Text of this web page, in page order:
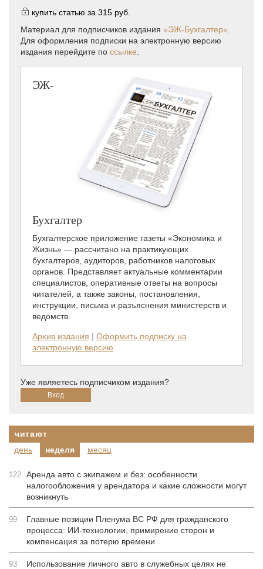
купить статью за 315 руб.
Материал для подписчиков издания «ЭЖ-Бухгалтер»
Для оформления подписки на электронную версию
издания перейдите по ссылке
ЭЖ-
Бухгалтер
Бухгалтерское приложение газеты «Экономика и
Жизнь» — рассчитано на практикующих
бухгалтеров, аудиторов, работников налоговых
органов. Представляет актуальные комментарии
специалистов, оперативные ответы на вопросы
читателей, а также законы, постановления,
инструкции, письма и разъяснения министерств и
ведомств.
Архив издания | Оформить подписку на
электронную версию
Уже являетесь подписчиком издания?
читают
день
неделя месяц
122 Аренда авто с экипажем и без: особенности
налогообложения у арендатора и какие сложности могут
возникнуть
99
Главные позиции Пленума ВС РФ для гражданского
процесса: ИИ-технологии, примирение сторон и
компенсация за потерю времени
93
Использование личного авто в служебных целях не